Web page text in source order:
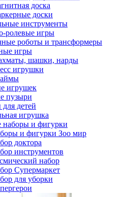
доска
доски
инструменты
ролевые игры
роботы и трансформеры
игры
шашки, нарды
игрушки
игрушек
пузыри
детей
игрушка
наборы и фигурки
и фигурки Зоо мир
доктора
инструментов
набор
Супермаркет
для уборки